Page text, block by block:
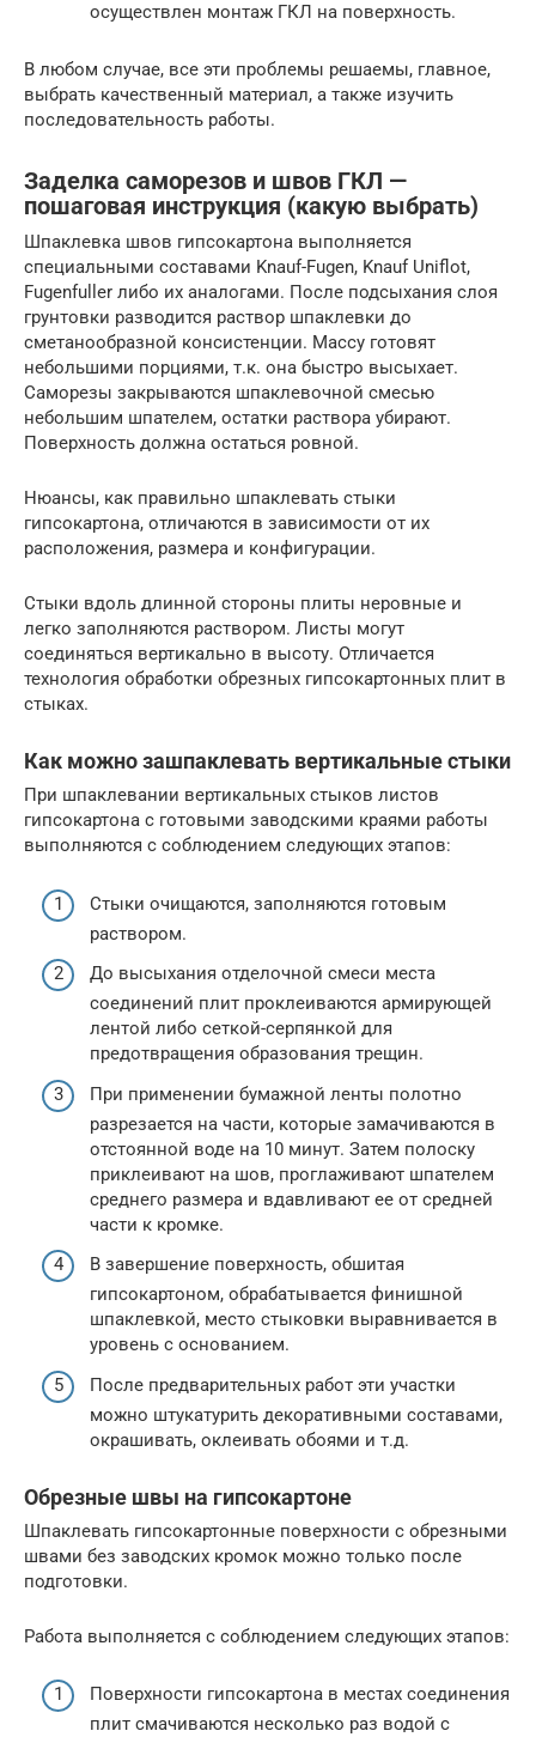
осуществлен монтаж ГКЛ на поверхность.
В любом случае, все эти проблемы решаемы, главное,
выбрать качественный материал, а также изучить
последовательность работы.
Заделка саморезов и швов ГКЛ —
пошаговая инструкция (какую выбрать)
Шпаклевка швов гипсокартона выполняется
специальными составами Knauf-Fugen, Knauf Uniflot,
Fugenfuller либо их аналогами. После подсыхания слоя
грунтовки разводится раствор шпаклевки до
сметанообразной консистенции. Массу готовят
небольшими порциями, т.к. она быстро высыхает.
Саморезы закрываются шпаклевочной смесью
небольшим шпателем, остатки раствора убирают.
Поверхность должна остаться ровной.
Нюансы, как правильно шпаклевать стыки
гипсокартона, отличаются в зависимости от их
расположения, размера и конфигурации.
Стыки вдоль длинной стороны плиты неровные и
легко заполняются раствором. Листы могут
соединяться вертикально в высоту. Отличается
технология обработки обрезных гипсокартонных плит в
стыках.
Как можно зашпаклевать вертикальные стыки
При шпаклевании вертикальных стыков листов
гипсокартона с готовыми заводскими краями работы
выполняются с соблюдением следующих этапов:
Стыки очищаются, заполняются готовым
раствором.
До высыхания отделочной смеси места
соединений плит проклеиваются армирующей
лентой либо сеткой-серпянкой для
предотвращения образования трещин.
При применении бумажной ленты полотно
разрезается на части, которые замачиваются в
отстоянной воде на 10 минут. Затем полоску
приклеивают на шов, проглаживают шпателем
среднего размера и вдавливают ее от средней
части к кромке.
В завершение поверхность, обшитая
гипсокартоном, обрабатывается финишной
шпаклевкой, место стыковки выравнивается в
уровень с основанием.
После предварительных работ эти участки
можно штукатурить декоративными составами,
окрашивать, оклеивать обоями и т.д.
Обрезные швы на гипсокартоне
Шпаклевать гипсокартонные поверхности с обрезными
швами без заводских кромок можно только после
подготовки.
Работа выполняется с соблюдением следующих этапов:
Поверхности гипсокартона в местах соединения
плит смачиваются несколько раз водой с